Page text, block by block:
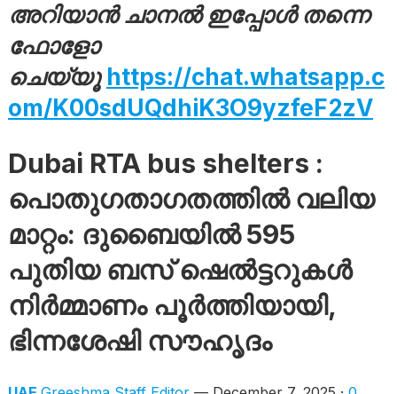
അറിയാൻ ചാനൽ ഇപ്പോൾ തന്നെ
ഫോളോ
ചെയ്യൂ https://chat.whatsapp.c
om/K00sdUQdhiK3O9yzfeF2zV
Dubai RTA bus shelters :
പൊതുഗതാഗതത്തിൽ വലിയ
മാറ്റം: ദുബൈയിൽ 595
പുതിയ ബസ് ഷെൽട്ടറുകൾ
നിർമ്മാണം പൂർത്തിയായി,
ഭിന്നശേഷി സൗഹൃദം